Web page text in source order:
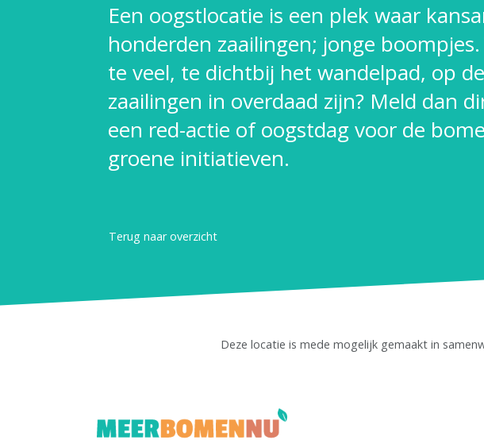
Een oogstlocatie is een plek waar
honderden zaailingen; jonge
te veel, te dichtbij het wandelpad, op
zaailingen in overdaad zijn? Meld dan
een red-actie of oogstdag voor de
groene initiatieven.
Terug naar overzicht
Deze locatie is mede mogelijk gemaakt in